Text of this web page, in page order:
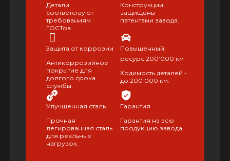
Детали
соответствуют
требованиям
ГОСТов.
Конструкции
защищены
патентами завода.
Защита от коррозии
Антикоррозийное
покрытие для
долгого срока
службы.
Повышенный
ресурс 200’000 км
Ходимость деталей -
до 200 000 км.
Улучшенная сталь
Прочная
легированная сталь
для реальных
нагрузок.
Гарантия
Гарантия на всю
продукцию завода.